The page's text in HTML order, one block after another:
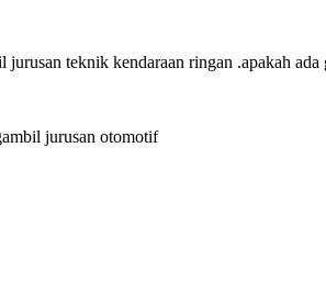
teknik kendaraan ringan .apakah
jurusan otomotif